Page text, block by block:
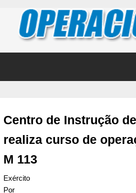
Centro de Instrução
realiza curso de
M 113
Exército
Por